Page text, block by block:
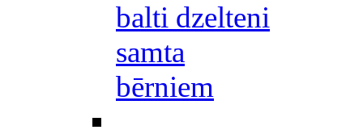
balti dzelteni
samta
bērniem